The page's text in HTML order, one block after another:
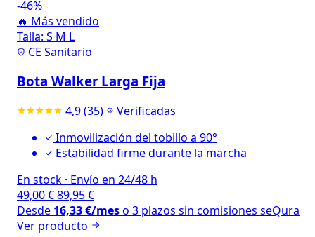
-46%
🔥 Más vendido
Talla: S M L
CE Sanitario
Bota Walker Larga Fija
4,9(35)
Verificadas
Inmovilización del tobillo a 90°
Estabilidad firme durante la marcha
En stock · Envío en 24/48 h
49,00€89,95€
Desde 16,33€/meso 3 plazos sin comisiones seQura
Ver producto